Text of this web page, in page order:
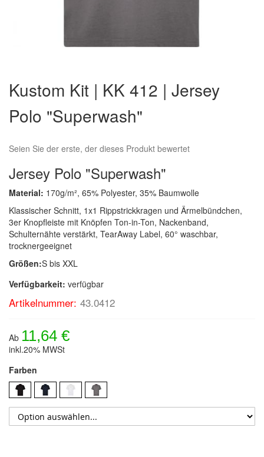
der
Bildergalerie
springen
Kustom Kit | KK 412 | Jersey
Polo "Superwash"
Seien Sie der erste, der dieses Produkt bewertet
Jersey Polo "Superwash"
Material: 170g/m², 65% Polyester, 35% Baumwolle
Klassischer Schnitt, 1x1 Rippstrickkragen und Ärmelbündchen,
3er Knopfleiste mit Knöpfen Ton-in-Ton, Nackenband,
Schulternähte verstärkt, TearAway Label, 60° waschbar,
trocknergeeignet
Größen:S bis XXL
Verfügbarkeit: verfügbar
Artikelnummer: 43.0412
Ab 11,64 €
inkl.20% MWSt
Farben